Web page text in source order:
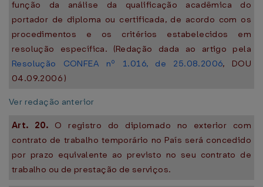
função da análise da qualificação acadêmica do
portador de diploma ou certificada, de acordo com os
procedimentos e os critérios estabelecidos em
resolução específica. (Redação dada ao artigo pela
Resolução CONFEA nº 1.016, de 25.08.2006, DOU
04.09.2006 )
Ver redação anterior
Art. 20. O registro do diplomado no exterior com
contrato de trabalho temporário no País será concedido
por prazo equivalente ao previsto no seu contrato de
trabalho ou de prestação de serviços.